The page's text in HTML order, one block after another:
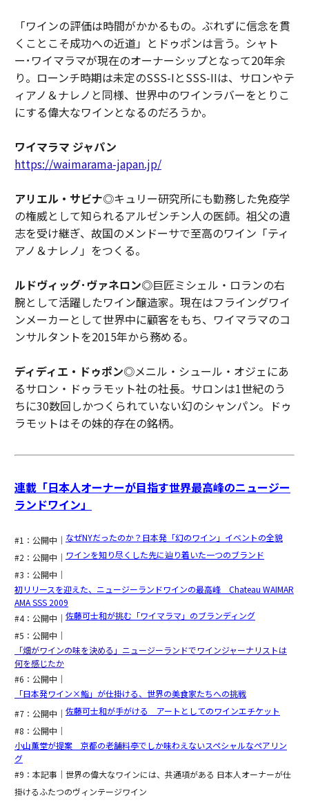
「ワインの評価は時間がかかるもの。ぶれずに信念を貫
くことこそ成功への近道」とドゥポンは言う。シャト
ー･ワイマラマが現在のオーナーシップとなって20年余
り。ローンチ時期は未定のSSS-IとSSS-IIは、サロンやテ
ィアノ＆ナレノと同様、世界中のワインラバーをとりこ
にする偉大なワインとなるのだろうか。
ワイマラマ ジャパン
https://waimarama-japan.jp/
アリエル・サビナ◎キュリー研究所にも勤務した免疫学
の権威として知られるアルゼンチン人の医師。祖父の遺
志を受け継ぎ、故国のメンドーサで至高のワイン「ティ
アノ＆ナレノ」をつくる。
ルドヴィッグ･ヴァネロン◎巨匠ミシェル・ロランの右
腕として活躍したワイン醸造家。現在はフライングワイ
ンメーカーとして世界中に顧客をもち、ワイマラマのコ
ンサルタントを2015年から務める。
ディディエ・ドゥポン◎メニル・シュール・オジェにあ
るサロン・ドゥラモット社の社長。サロンは1世紀のう
ちに30数回しかつくられていない幻のシャンパン。ドゥ
ラモットはその妹的存在の銘柄。
連載「日本人オーナーが目指す世界最高峰のニュージー
ランドワイン」
#1：公開中｜ なぜNYだったのか？日本発「幻のワイン」イベントの全貌
#2：公開中｜ ワインを知り尽くした先に辿り着いた一つのブランド
#3：公開中｜
初リリースを迎えた、ニュージーランドワインの最高峰 Chateau WAIMAR
AMA SSS 2009
#4：公開中｜ 佐藤可士和が挑む「ワイマラマ」のブランディング
#5：公開中｜
「畑がワインの味を決める」ニュージーランドでワインジャーナリストは
何を感じたか
#6：公開中｜
「日本発ワイン×鮨」が仕掛ける、世界の美食家たちへの挑戦
#7：公開中｜ 佐藤可士和が手がける アートとしてのワインエチケット
#8：公開中｜
小山薫堂が提案 京都の老舗料亭でしか味わえないスペシャルなペアリン
グ
#9：本記事｜世界の偉大なワインには、共通項がある 日本人オーナーが仕
掛けるふたつのヴィンテージワイン